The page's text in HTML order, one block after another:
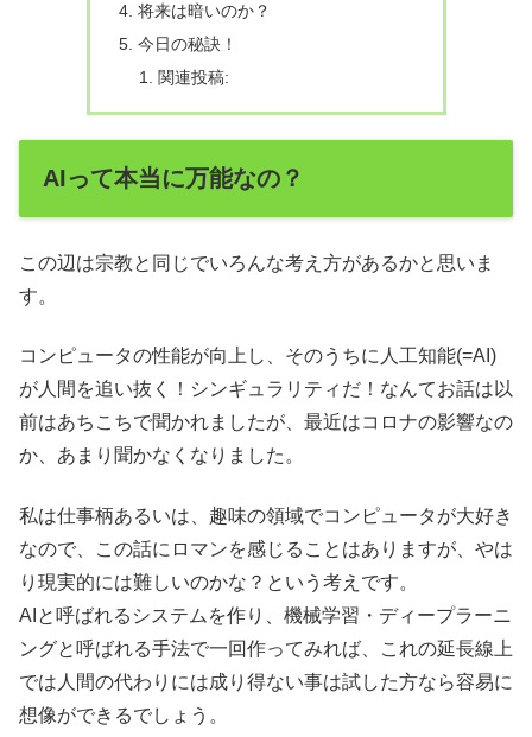
将来は暗いのか？
今日の秘訣！
関連投稿:
AIって本当に万能なの？
この辺は宗教と同じでいろんな考え方があるかと思いま
す。
コンピュータの性能が向上し、そのうちに人工知能(=AI)
が人間を追い抜く！シンギュラリティだ！なんてお話は以
前はあちこちで聞かれましたが、最近はコロナの影響なの
か、あまり聞かなくなりました。
私は仕事柄あるいは、趣味の領域でコンピュータが大好き
なので、この話にロマンを感じることはありますが、やは
り現実的には難しいのかな？という考えです。
AIと呼ばれるシステムを作り、機械学習・ディープラーニ
ングと呼ばれる手法で一回作ってみれば、これの延長線上
では人間の代わりには成り得ない事は試した方なら容易に
想像ができるでしょう。